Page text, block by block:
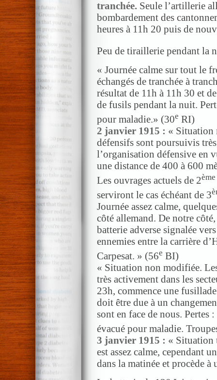
tranchée. Seule l’artillerie
bombardement des
heures à 11h 20 puis de
Peu de tiraillerie pendant la
« Journée calme sur tout le
échangés de tranchée à
résultat de 11h à 11h 30 et
de fusils pendant la nuit.
pour maladie.» (30e RI)
2 janvier 1915 : « Situation
défensifs sont poursuivis
l’organisation défensive en
une distance de 400 à 600
Les ouvrages actuels de 2ème
serviront le cas échéant de 3
Journée assez calme,
côté allemand. De notre
batterie adverse signalée
ennemies entre la carrière
Carpesat. » (56e BI)
« Situation non modifiée.
très activement dans les
23h, commence une
doit être due à un
sont en face de nous.
évacué pour maladie.
3 janvier 1915 : « Situation
est assez calme, cependant
dans la matinée et procède à